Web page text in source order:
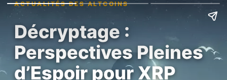
ACTUALITÉS DES ALTCOINS
Décryptage :
Perspectives Pleines
d’Espoir pour XRP